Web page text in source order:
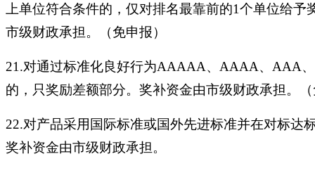
上单位符合条件的，仅对排名最靠前的1个单位给
市级财政承担。（免申报）
21.对通过标准化良好行为AAAAA、AAAA、AAA
的，只奖励差额部分。奖补资金由市级财政承担。
22.对产品采用国际标准或国外先进标准并在对标达
奖补资金由市级财政承担。